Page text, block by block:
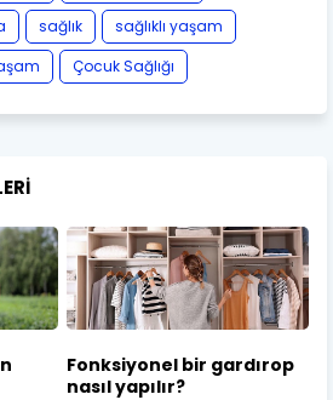
sağlık
sağlıklı yaşam
Çocuk Sağlığı
Fonksiyonel bir gardırop
nasıl yapılır?